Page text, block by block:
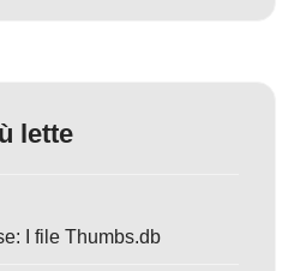
lette
I file Thumbs.db